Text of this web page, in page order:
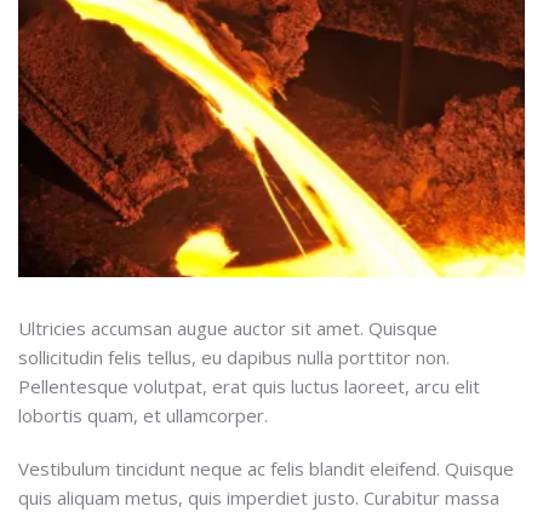
Ultricies accumsan augue auctor sit amet. Quisque
sollicitudin felis tellus, eu dapibus nulla porttitor non.
Pellentesque volutpat, erat quis luctus laoreet, arcu elit
lobortis quam, et ullamcorper.
Vestibulum tincidunt neque ac felis blandit eleifend. Quisque
quis aliquam metus, quis imperdiet justo. Curabitur massa